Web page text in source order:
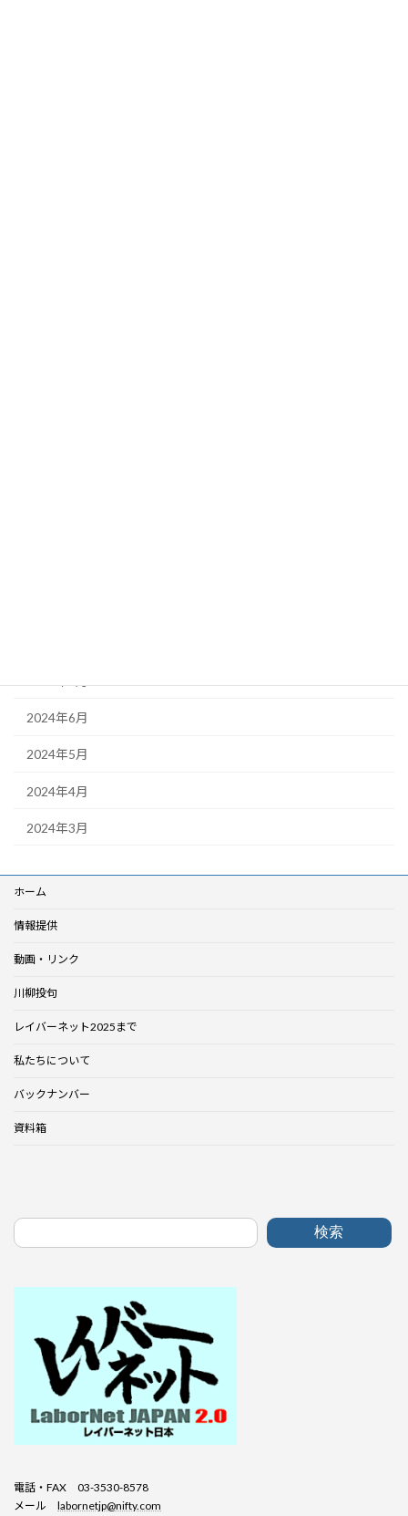
2024年6月
2024年5月
2024年4月
2024年3月
ホーム
情報提供
動画・リンク
川柳投句
レイバーネット2025まで
私たちについて
バックナンバー
資料箱
検索
電話・FAX 03-3530-8578
メール labornetjp@nifty.com